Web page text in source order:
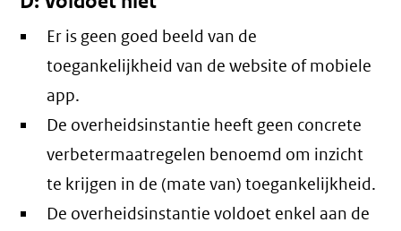
Er is geen goed beeld van de
toegankelijkheid van de website of mobiele
app.
De overheidsinstantie heeft geen concrete
verbetermaatregelen benoemd om inzicht
te krijgen in de (mate van) toegankelijkheid.
De overheidsinstantie voldoet enkel aan de